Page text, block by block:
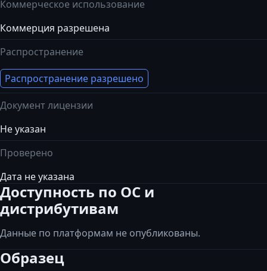
Коммерческое использование
Коммерция разрешена
Распространение
Распространение разрешено
Документ лицензии
Не указан
Проверено
Дата не указана
Доступность по ОС и
дистрибутивам
Данные по платформам не опубликованы.
Образец